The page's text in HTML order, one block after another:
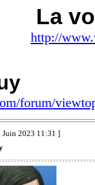
La
http://
forum/
Juin 2023 11:31 ]